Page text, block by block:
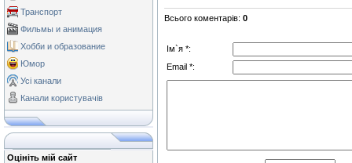
Транспорт
Фильмы и анимация
Хобби и образование
Юмор
Усі канали
Канали користувачів
Оцініть мій сайт
Всього коментарів: 0
Ім`я *:
Email *: